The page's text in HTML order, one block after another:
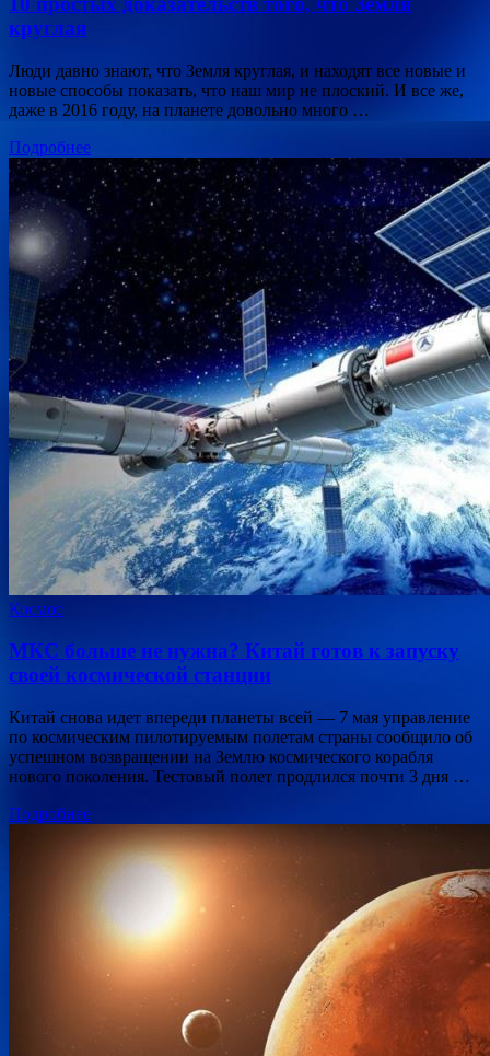
круглая
Люди давно знают, что Земля круглая, и находят все новые и
новые способы показать, что наш мир не плоский. И все же,
даже в 2016 году, на планете довольно много …
Подробнее
Космос
МКС больше не нужна? Китай готов к запуску
своей космической станции
Китай снова идет впереди планеты всей — 7 мая управление
по космическим пилотируемым полетам страны сообщило об
успешном возвращении на Землю космического корабля
нового поколения. Тестовый полет продлился почти 3 дня …
Подробнее